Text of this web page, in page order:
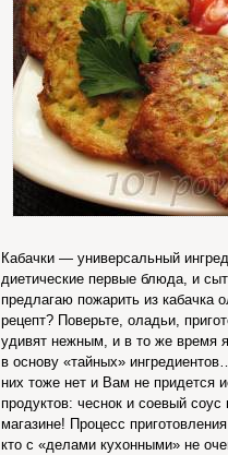
Кабачки — универсальный
диетические первые блюда, и
предлагаю пожарить из кабачка
рецепт? Поверьте, оладьи,
удивят нежным, и в то же время
в основу «тайных»
них тоже нет и Вам не придется
продуктов: чеснок и соевый
магазине! Процесс
кто с «делами кухонными» не